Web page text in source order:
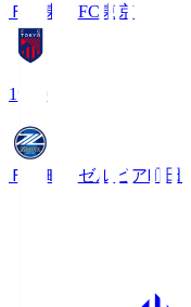
ＦＣ東京 FC東京
19:00
ＦＣ町田ゼルビア町田